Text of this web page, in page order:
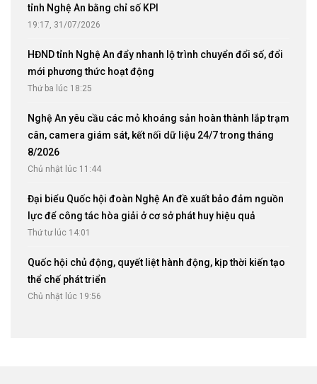
tỉnh Nghệ An bằng chỉ số KPI
19:17, 31/07/2026
HĐND tỉnh Nghệ An đẩy nhanh lộ trình chuyển đổi số, đổi
mới phương thức hoạt động
Thứ ba lúc 18:25
Nghệ An yêu cầu các mỏ khoáng sản hoàn thành lắp trạm
cân, camera giám sát, kết nối dữ liệu 24/7 trong tháng
8/2026
Chủ nhật lúc 11:44
Đại biểu Quốc hội đoàn Nghệ An đề xuất bảo đảm nguồn
lực để công tác hòa giải ở cơ sở phát huy hiệu quả
Thứ tư lúc 14:01
Quốc hội chủ động, quyết liệt hành động, kịp thời kiến tạo
thể chế phát triển
Chủ nhật lúc 19:56